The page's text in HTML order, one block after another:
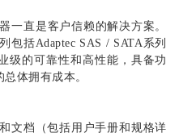
一直是客户信赖的解决方案。
包括Adaptec SAS / SATA系列
级的可靠性和高性能，具备功
体拥有成本。
文档（包括用户手册和规格详